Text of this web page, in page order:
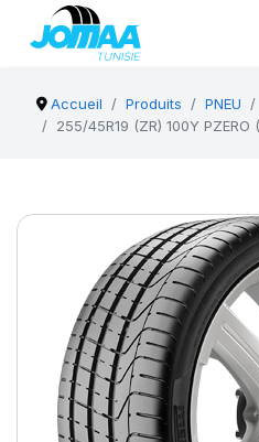
Accueil Produits PNEU
255/45R19 (ZR) 100Y PZERO